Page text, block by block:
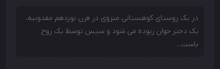
در یک روستای کوهستانی منزوی در قرن نوزدهم مقدونیه،
یک دختر جوان ربوده می شود و سپس توسط یک روح
باست...